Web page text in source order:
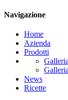
Navigazione
Home
Azienda
Prodotti
News
Ricette